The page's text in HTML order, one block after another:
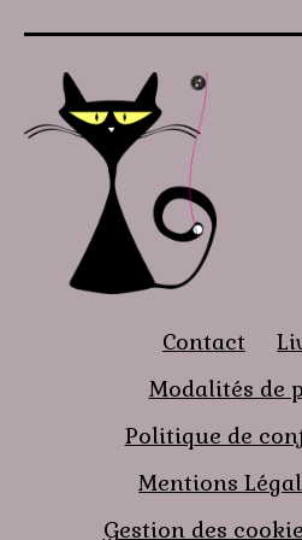
Contact
Modalités de
Politique de
Mentions
Gestion des